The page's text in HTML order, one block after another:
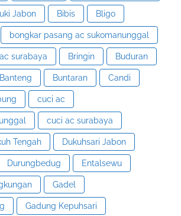
Jabon Bibis Bligo
bongkar pasang ac sukomanunggal
surabaya Bringin Buduran
Buntaran Candi
cuci ac
cuci ac surabaya
Tengah Dukuhsari Jabon
Durungbedug Entalsewu
Gadel
Gadung Kepuhsari